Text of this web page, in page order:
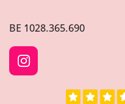
BE 1028.365.690
I
n